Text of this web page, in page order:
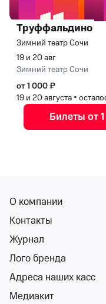
Труффальдино
Зимний театр Сочи
19 и 20 авг
Зимний театр Сочи
от 1 000 ₽
19 и 20 августа •
Билеты от
Труффальдино.
19 и 20 авг
Зимний театр Сочи
от 2 000 ₽
О компании
Контакты
Журнал
Лого бренда
Адреса наших касс
Медиакит